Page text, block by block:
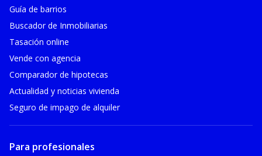
Guía de barrios
Buscador de Inmobiliarias
Tasación online
Vende con agencia
Comparador de hipotecas
Actualidad y noticias vivienda
Seguro de impago de alquiler
Para profesionales